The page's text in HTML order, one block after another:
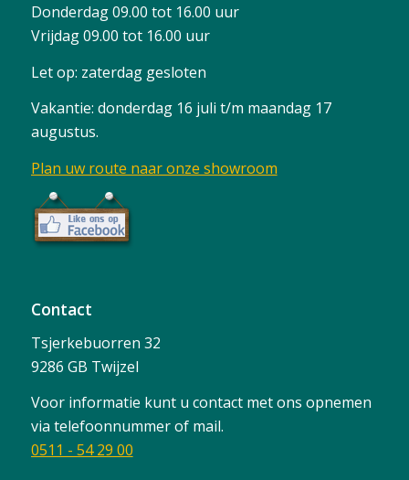
Donderdag 09.00 tot 16.00 uur
Vrijdag 09.00 tot 16.00 uur
Let op: zaterdag gesloten
Vakantie: donderdag 16 juli t/m maandag 17
augustus.
Plan uw route naar onze showroom
Contact
Tsjerkebuorren 32
9286 GB Twijzel
Voor informatie kunt u contact met ons opnemen
via telefoonnummer of mail.
0511 - 54 29 00